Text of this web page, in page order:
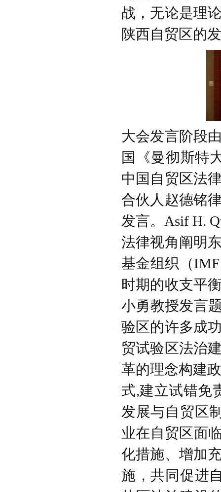
战，无论是理
陕西自贸区的
大会发言阶段
国《曼彻斯特
中国自贸区法
合伙人赵德铭
发言。Asif H.
法律视角阐明
基金组织（
时期的收支平
小勇教授发言
验区的许多成
贸试验区法治
革的理念构建
式,建立试错免
发展与自贸区
业在自贸区面
化措施、增加
施，共同促进